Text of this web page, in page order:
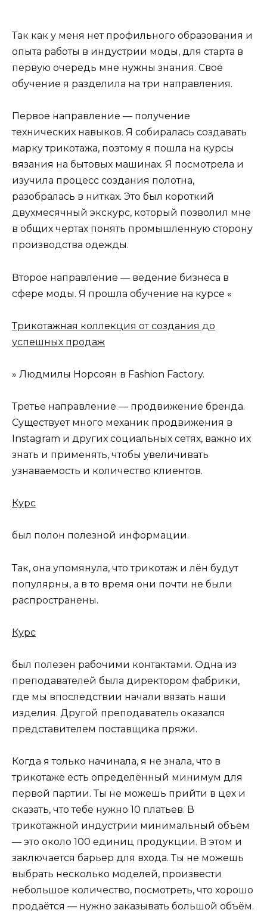
Так как у меня нет профильного образования и
опыта работы в индустрии моды, для старта в
первую очередь мне нужны знания. Своё
обучение я разделила на три направления.
Первое направление — получение
технических навыков. Я собиралась создавать
марку трикотажа, поэтому я пошла на курсы
вязания на бытовых машинах. Я посмотрела и
изучила процесс создания полотна,
разобралась в нитках. Это был короткий
двухмесячный экскурс, который позволил мне
в общих чертах понять промышленную сторону
производства одежды.
Второе направление — ведение бизнеса в
сфере моды. Я прошла обучение на курсе «
Трикотажная коллекция от создания до
успешных продаж
» Людмилы Норсоян в Fashion Factory.
Третье направление — продвижение бренда.
Существует много механик продвижения в
Instagram и других социальных сетях, важно их
знать и применять, чтобы увеличивать
узнаваемость и количество клиентов.
Курс
был полон полезной информации.
Так, она упомянула, что трикотаж и лён будут
популярны, а в то время они почти не были
распространены.
Курс
был полезен рабочими контактами. Одна из
преподавателей была директором фабрики,
где мы впоследствии начали вязать наши
изделия. Другой преподаватель оказался
представителем поставщика пряжи.
Когда я только начинала, я не знала, что в
трикотаже есть определённый минимум для
первой партии. Ты не можешь прийти в цех и
сказать, что тебе нужно 10 платьев. В
трикотажной индустрии минимальный объём
— это около 100 единиц продукции. В этом и
заключается барьер для входа. Ты не можешь
выбрать несколько моделей, произвести
небольшое количество, посмотреть, что хорошо
продаётся — нужно заказывать большой объём.